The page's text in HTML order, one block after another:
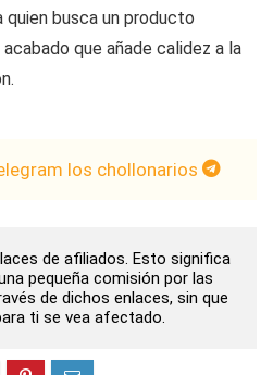
busca un producto
que añade calidez a la
los chollonarios
de afiliados. Esto significa
pequeña comisión por las
de dichos enlaces, sin que
ti se vea afectado.